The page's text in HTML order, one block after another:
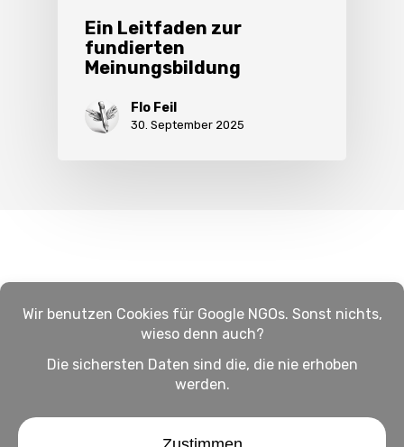
Ein Leitfaden zur
fundierten
Meinungsbildung
Flo Feil
30. September 2025
Impressum